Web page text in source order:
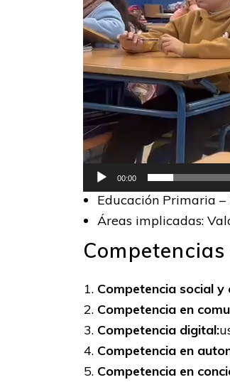
00:00
Educación Primaria –
Áreas implicadas:
Competencia social y
Competencia en
Competencia digital:
Competencia en
Competencia en